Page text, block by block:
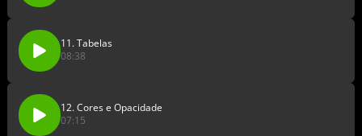
11. Tabelas
08:38
12. Cores e Opacidade
07:15